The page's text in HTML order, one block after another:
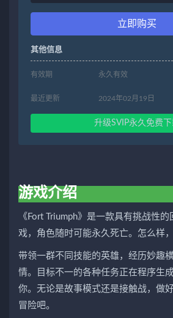
立即购买
其他信息
有效期 永久有效
最近更新 2024年02月19日
升级SVIP永久免费下
游戏介绍
《Fort Triumph》是一款具有挑战性
戏，角色随时可能永久死亡。怎么样
带领一群不同技能的英雄，经历妙趣
情。目标不一的各种任务正在程序生
你。无论是故事模式还是接触战，做
冒险吧。